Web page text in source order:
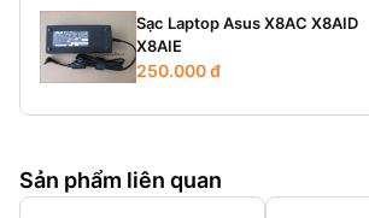
Sạc Laptop Asus X8AC X8AID
X8AIE
250.000 đ
Sản phẩm liên quan